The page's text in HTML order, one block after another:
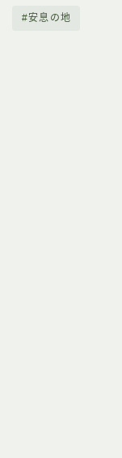
#安息の地